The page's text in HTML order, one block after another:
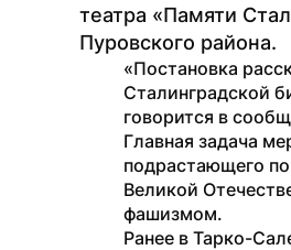
театра «Памяти
Пуровского района.
«Постановка
Сталинградской
говорится в
Главная задача
подрастающего
Великой
фашизмом.
Ранее в Тарко-